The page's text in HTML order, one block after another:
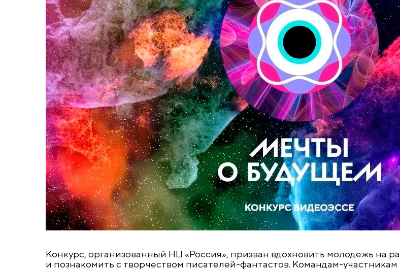
Конкурс, организованный НЦ «Россия», призван вдохновить молодежь на
и познакомить с творчеством писателей-фантастов. Командам-участникам